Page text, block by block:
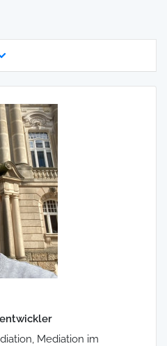
und
direkt kontaktieren können.
sondern stellen die
Mediation im